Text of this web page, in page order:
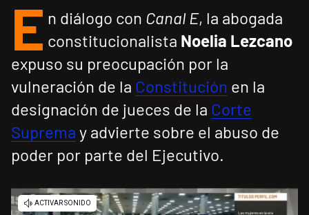
E n diálogo con Canal E, la abogada
constitucionalista Noelia Lezcano
expuso su preocupación por la
vulneración de la Constitución en la
designación de jueces de la Corte
Suprema y advierte sobre el abuso de
poder por parte del Ejecutivo.